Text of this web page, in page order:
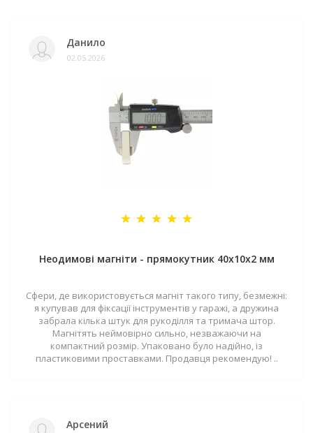
Данило
02.05.2026
Неодимові магніти - прямокутник 40x10x2 мм
Сфери, де використовується магніт такого типу, безмежні:
я купував для фіксації інструментів у гаражі, а дружина
забрала кілька штук для рукоділля та тримача штор.
Магнітять неймовірно сильно, незважаючи на
компактний розмір. Упаковано було надійно, із
пластиковими проставками. Продавця рекомендую! ..
Арсений